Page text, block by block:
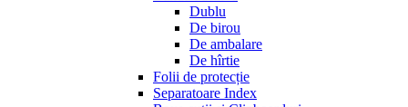
Dublu
De birou
De ambalare
De hîrtie
Folii de protecție
Separatoare Index